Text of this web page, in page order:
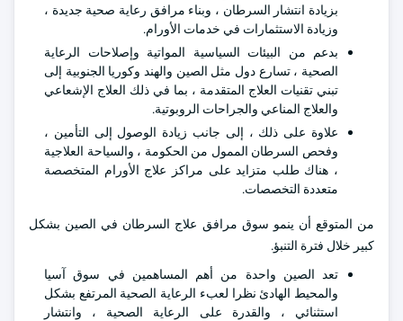
بزيادة انتشار السرطان ، وبناء مرافق رعاية صحية جديدة ،
وزيادة الاستثمارات في خدمات الأورام.
بدعم من البيئات السياسية المواتية وإصلاحات الرعاية
الصحية ، تسارع دول مثل الصين والهند وكوريا الجنوبية إلى
تبني تقنيات العلاج المتقدمة ، بما في ذلك العلاج الإشعاعي
والعلاج المناعي والجراحات الروبوتية.
علاوة على ذلك ، إلى جانب زيادة الوصول إلى التأمين ،
وفحص السرطان الممول من الحكومة ، والسياحة العلاجية
، هناك طلب متزايد على مراكز علاج الأورام المتخصصة
متعددة التخصصات.
من المتوقع أن ينمو سوق مرافق علاج السرطان في الصين بشكل
كبير خلال فترة التنبؤ.
تعد الصين واحدة من أهم المساهمين في سوق آسيا
والمحيط الهادئ نظرا لعبء الرعاية الصحية المرتفع بشكل
استثنائي ، والقدرة على الرعاية الصحية ، وانتشار